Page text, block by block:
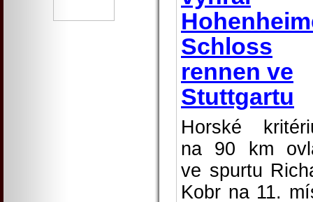
Schloss
rennen ve
Stuttgartu
Horské
na 90 km
ve spurtu
Kobr na 11.